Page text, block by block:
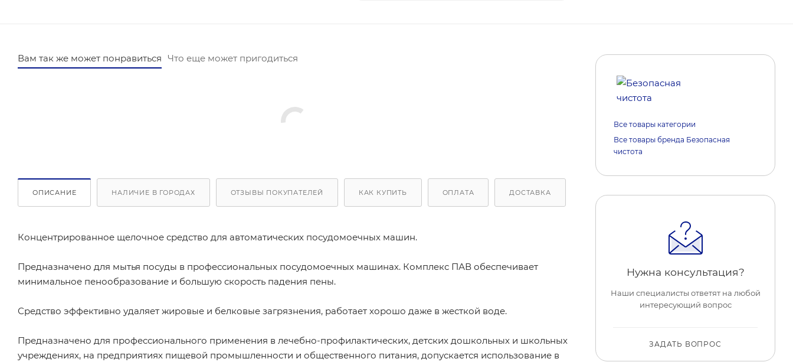
Вам так же может понравиться Что еще может пригодиться
ОПИСАНИЕ НАЛИЧИЕ В ГОРОДАХ ОТЗЫВЫ ПОКУПАТЕЛЕЙ КАК КУПИТЬ ОПЛАТА ДОСТАВКА
Концентрированное щелочное средство для автоматических посудомоечных машин.
Предназначено для мытья посуды в профессиональных посудомоечных машинах. Комплекс ПАВ обеспечивает
минимальное пенообразование и большую скорость падения пены.
Средство эффективно удаляет жировые и белковые загрязнения, работает хорошо даже в жесткой воде.
Предназначено для профессионального применения в лечебно-профилактических, детских дошкольных и школьных
учреждениях, на предприятиях пищевой промышленности и общественного питания, допускается использование в
Все товары категории
Все товары бренда Безопасная
чистота
Нужна консультация?
Наши специалисты ответят на любой
интересующий вопрос
ЗАДАТЬ ВОПРОС